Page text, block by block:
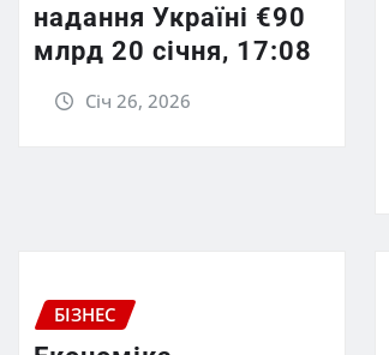
надання Україні €90
млрд 20 січня, 17:08
Січ 26, 2026
БІЗНЕС